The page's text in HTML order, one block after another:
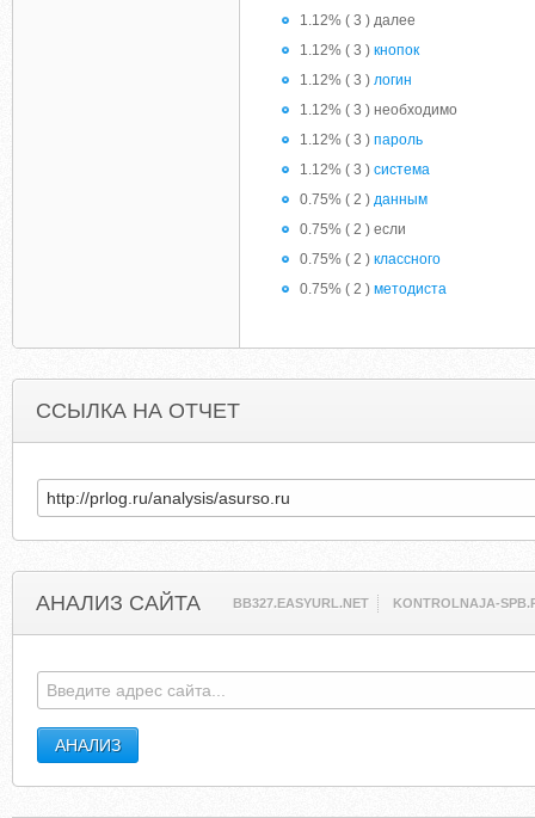
1.12% ( 3 ) далее
1.12% ( 3 ) кнопок
1.12% ( 3 ) логин
1.12% ( 3 ) необходимо
1.12% ( 3 ) пароль
1.12% ( 3 ) система
0.75% ( 2 ) данным
0.75% ( 2 ) если
0.75% ( 2 ) классного
0.75% ( 2 ) методиста
ССЫЛКА НА ОТЧЕТ
АНАЛИЗ САЙТА BB327.EASYURL.NET KONTROLNAJA-